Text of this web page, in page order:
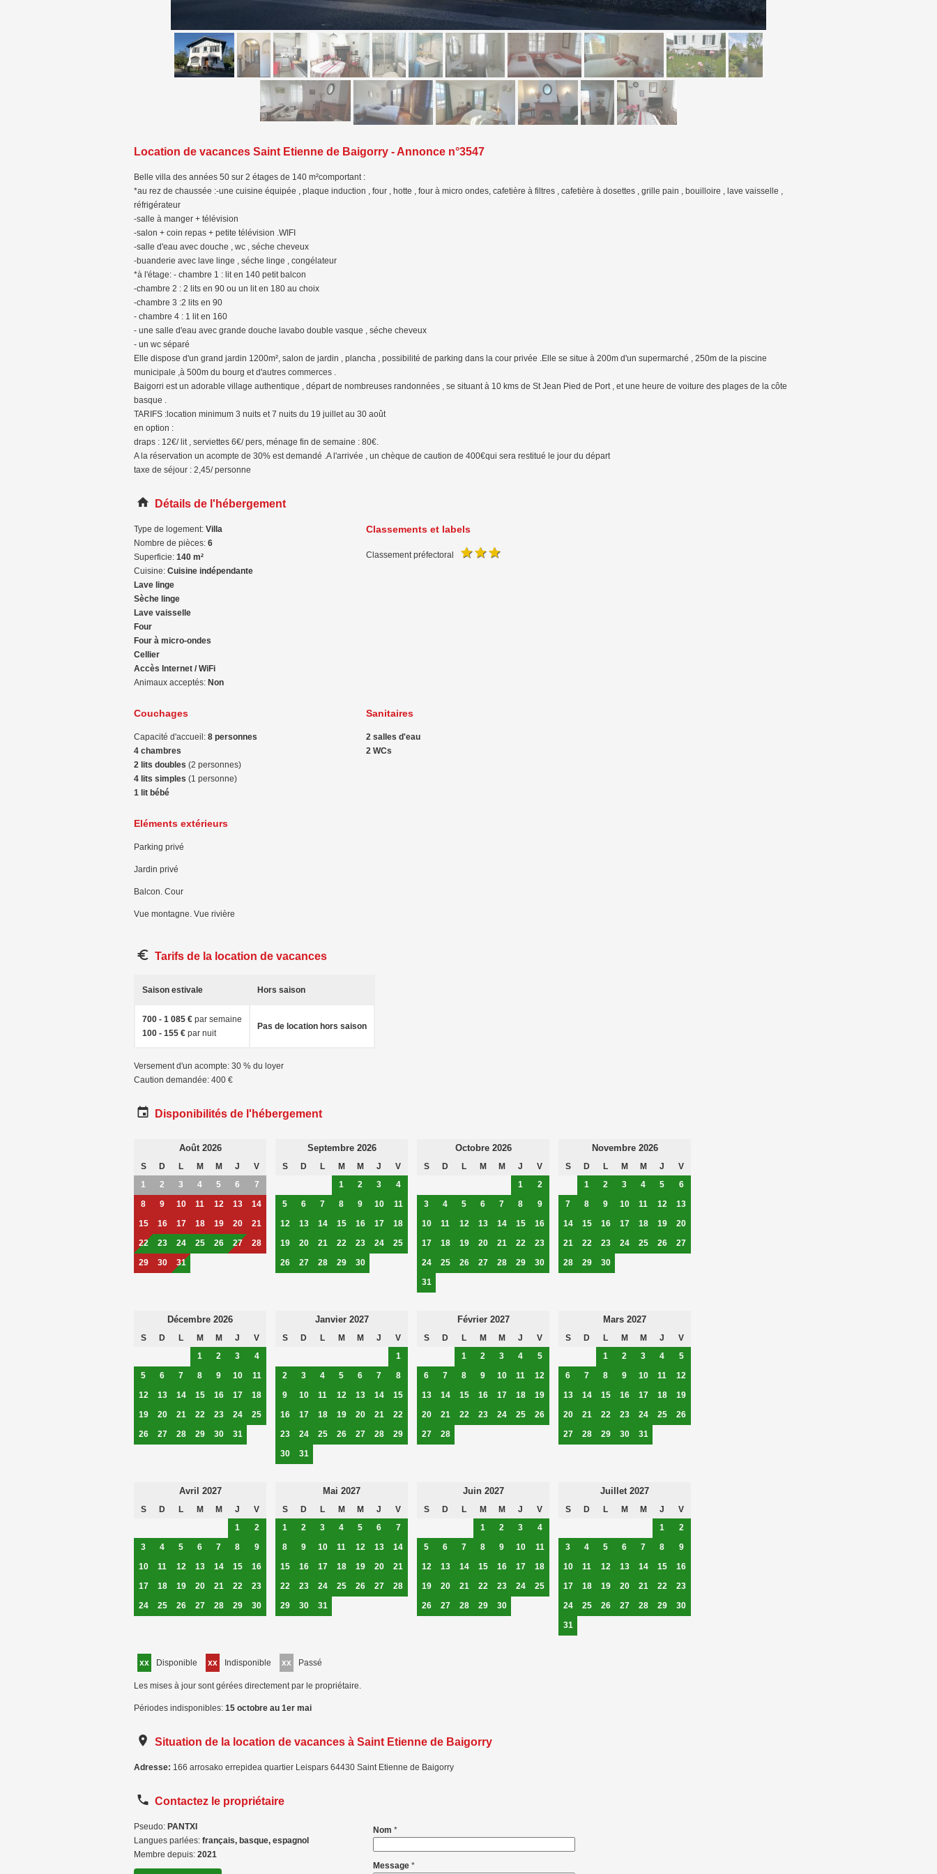
Location de vacances Saint Etienne de Baigorry - Annonce n°3547
Belle villa des années 50 sur 2 étages de 140 m²comportant :
*au rez de chaussée :-une cuisine équipée , plaque induction , four , hotte , four à micro ondes, cafetière à filtres , cafetière à dosettes , grille pain , bouilloire , lave vaisselle ,
réfrigérateur
-salle à manger + télévision
-salon + coin repas + petite télévision .WIFI
-salle d'eau avec douche , wc , séche cheveux
-buanderie avec lave linge , séche linge , congélateur
*à l'étage: - chambre 1 : lit en 140 petit balcon
-chambre 2 : 2 lits en 90 ou un lit en 180 au choix
-chambre 3 :2 lits en 90
- chambre 4 : 1 lit en 160
- une salle d'eau avec grande douche lavabo double vasque , séche cheveux
- un wc séparé
Elle dispose d'un grand jardin 1200m², salon de jardin , plancha , possibilité de parking dans la cour privée .Elle se situe à 200m d'un supermarché , 250m de la piscine
municipale ,à 500m du bourg et d'autres commerces .
Baigorri est un adorable village authentique , départ de nombreuses randonnées , se situant à 10 kms de St Jean Pied de Port , et une heure de voiture des plages de la côte
basque .
TARIFS :location minimum 3 nuits et 7 nuits du 19 juillet au 30 août
en option :
draps : 12€/ lit , serviettes 6€/ pers, ménage fin de semaine : 80€.
A la réservation un acompte de 30% est demandé .A l'arrivée , un chèque de caution de 400€qui sera restitué le jour du départ
taxe de séjour : 2,45/ personne
Détails de l'hébergement
Type de logement: Villa
Nombre de pièces: 6
Superficie: 140 m²
Cuisine: Cuisine indépendante
Lave linge
Sèche linge
Lave vaisselle
Four
Four à micro-ondes
Cellier
Accès Internet / WiFi
Animaux acceptés: Non
Classements et labels
Classement préfectoral
Couchages
Capacité d'accueil: 8 personnes
4 chambres
2 lits doubles (2 personnes)
4 lits simples (1 personne)
1 lit bébé
Sanitaires
2 salles d'eau
2 WCs
Eléments extérieurs
Parking privé
Jardin privé
Balcon. Cour
Vue montagne. Vue rivière
Tarifs de la location de vacances
Saison estivale Hors saison
700 - 1 085 € par semaine
100 - 155 € par nuit
Pas de location hors saison
Versement d'un acompte: 30 % du loyer
Caution demandée: 400 €
Disponibilités de l'hébergement
Août 2026
S D L M M J
V
1
2 3 4 5 6
7
8
9 10 11 12 13
14
15
16 17 18 19 20
21
22
23 24 25 26 27
28
29
30 31
Septembre 2026
S D L M M J
V
1
2 3
4
5
6 7 8 9 10
11
12
13 14 15 16 17
18
19
20 21 22 23 24
25
26
27 28 29 30
Octobre 2026
S D L M M J
V
1
2
3
4 5 6 7 8
9
10
11 12 13 14 15
16
17
18 19 20 21 22
23
24
25 26 27 28 29
30
31
Novembre 2026
S D L M M J
V
1
2 3 4 5
6
7
8 9 10 11 12
13
14
15 16 17 18 19
20
21
22 23 24 25 26
27
28
29 30
Décembre 2026
S D L M M J
V
1
2 3
4
5
6 7 8 9 10
11
12
13 14 15 16 17
18
19
20 21 22 23 24
25
26
27 28 29 30 31
Janvier 2027
S D L M M J
V
1
2
3 4 5 6 7
8
9
10 11 12 13 14
15
16
17 18 19 20 21
22
23
24 25 26 27 28
29
30
31
Février 2027
S D L M M J
V
1
2 3 4
5
6
7 8 9 10 11
12
13
14 15 16 17 18
19
20
21 22 23 24 25
26
27
28
Mars 2027
S D L M M J
V
1
2 3 4
5
6
7 8 9 10 11
12
13
14 15 16 17 18
19
20
21 22 23 24 25
26
27
28 29 30 31
Avril 2027
S D L M M J
V
1
2
3
4 5 6 7 8
9
10
11 12 13 14 15
16
17
18 19 20 21 22
23
24
25 26 27 28 29 30
Mai 2027
S D L M M J
V
1
2 3 4 5 6
7
8
9 10 11 12 13
14
15
16 17 18 19 20
21
22
23 24 25 26 27
28
29
30 31
Juin 2027
S D L M M J
V
1
2 3
4
5
6 7 8 9 10
11
12
13 14 15 16 17
18
19
20 21 22 23 24
25
26
27 28 29 30
Juillet 2027
S D L M M J
V
1
2
3
4 5 6 7 8
9
10
11 12 13 14 15
16
17
18 19 20 21 22
23
24
25 26 27 28 29
30
31
xx Disponible xx Indisponible xx Passé
Les mises à jour sont gérées directement par le propriétaire.
Périodes indisponibles: 15 octobre au 1er mai
Situation de la location de vacances à Saint Etienne de Baigorry
Adresse: 166 arrosako errepidea quartier Leispars 64430 Saint Etienne de Baigorry
Contactez le propriétaire
Pseudo: PANTXI
Langues parlées: français, basque, espagnol
Membre depuis: 2021
Nom *
Message *